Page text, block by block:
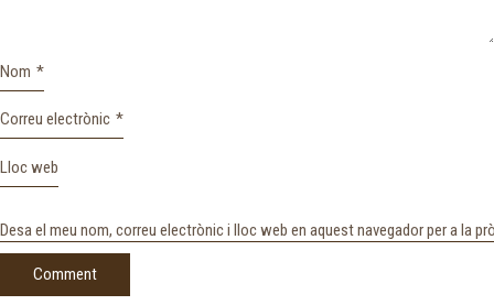
Nom *
Correu electrònic *
Lloc web
Desa el meu nom, correu electrònic i lloc web en aquest navegador per a la